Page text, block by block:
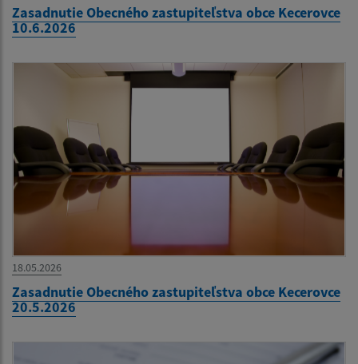
Zasadnutie Obecného zastupiteľstva obce Kecerovce
10.6.2026
18.05.2026
Zasadnutie Obecného zastupiteľstva obce Kecerovce
20.5.2026